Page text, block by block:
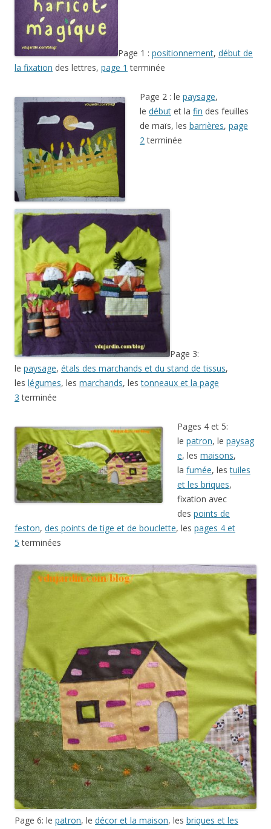
Page 1 : positionnement, début de
la fixation des lettres, page 1 terminée
Page 2 : le paysage,
le début et la fin des feuilles
de maïs, les barrières, page
2terminée
Page 3:
le paysage, étals des marchands et du stand de tissus,
les légumes, les marchands, lestonneaux et la page
3 terminée
Pages 4 et 5:
le patron, le paysag
e, les maisons,
la fumée, lestuiles
et les briques,
fixation avec
des points de
feston, des points de tige et de bouclette, les pages 4 et
5 terminées
Page 6: le patron, le décor et la maison, les briques et les